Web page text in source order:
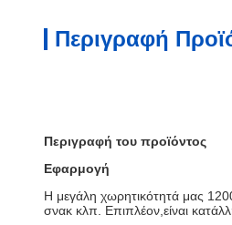
Περιγραφή
Περιγραφή του προϊόντος
Εφαρμογή
Η μεγάλη χωρητικότητά μας
σνακ κλπ. Επιπλέον,είναι